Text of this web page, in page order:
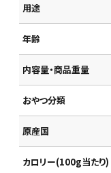
用途
年齢
内容量・商品重量
おやつ分類
原産国
カロリー(100g当たり)